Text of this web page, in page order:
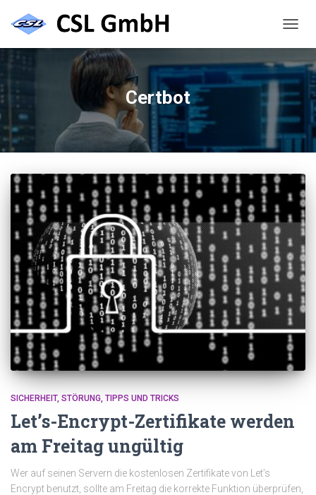
Certbot
SICHERHEIT STÖRUNG TIPPS UND TRICKS
Let’s-Encrypt-Zertifikate werden
am Freitag ungültig
Wer auf seinen Servern die kostenlosen Zertifikate von Let’s
Encrypt benutzt, sollte am Freitag die korrekte Funktion überprüfen,